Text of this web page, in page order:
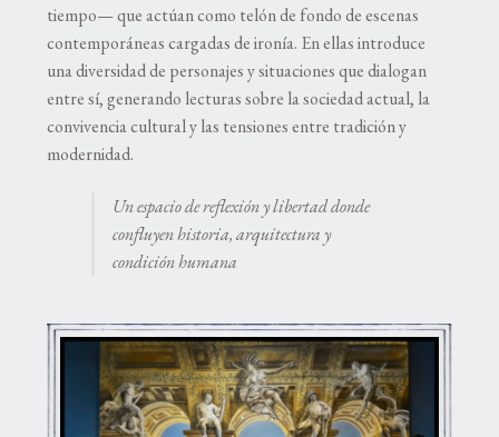
tiempo— que actúan como telón de fondo de escenas
contemporáneas cargadas de ironía. En ellas introduce
una diversidad de personajes y situaciones que dialogan
entre sí, generando lecturas sobre la sociedad actual, la
convivencia cultural y las tensiones entre tradición y
modernidad.
Un espacio de reflexión y libertad donde
confluyen historia, arquitectura y
condición humana